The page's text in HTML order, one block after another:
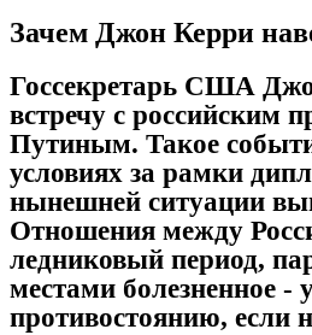
Зачем Джон Керри
Госсекретарь США
встречу с российским
Путиным. Такое
условиях за рамки
нынешней ситуации
Отношения между
ледниковый период,
местами болезненное -
противостоянию, если